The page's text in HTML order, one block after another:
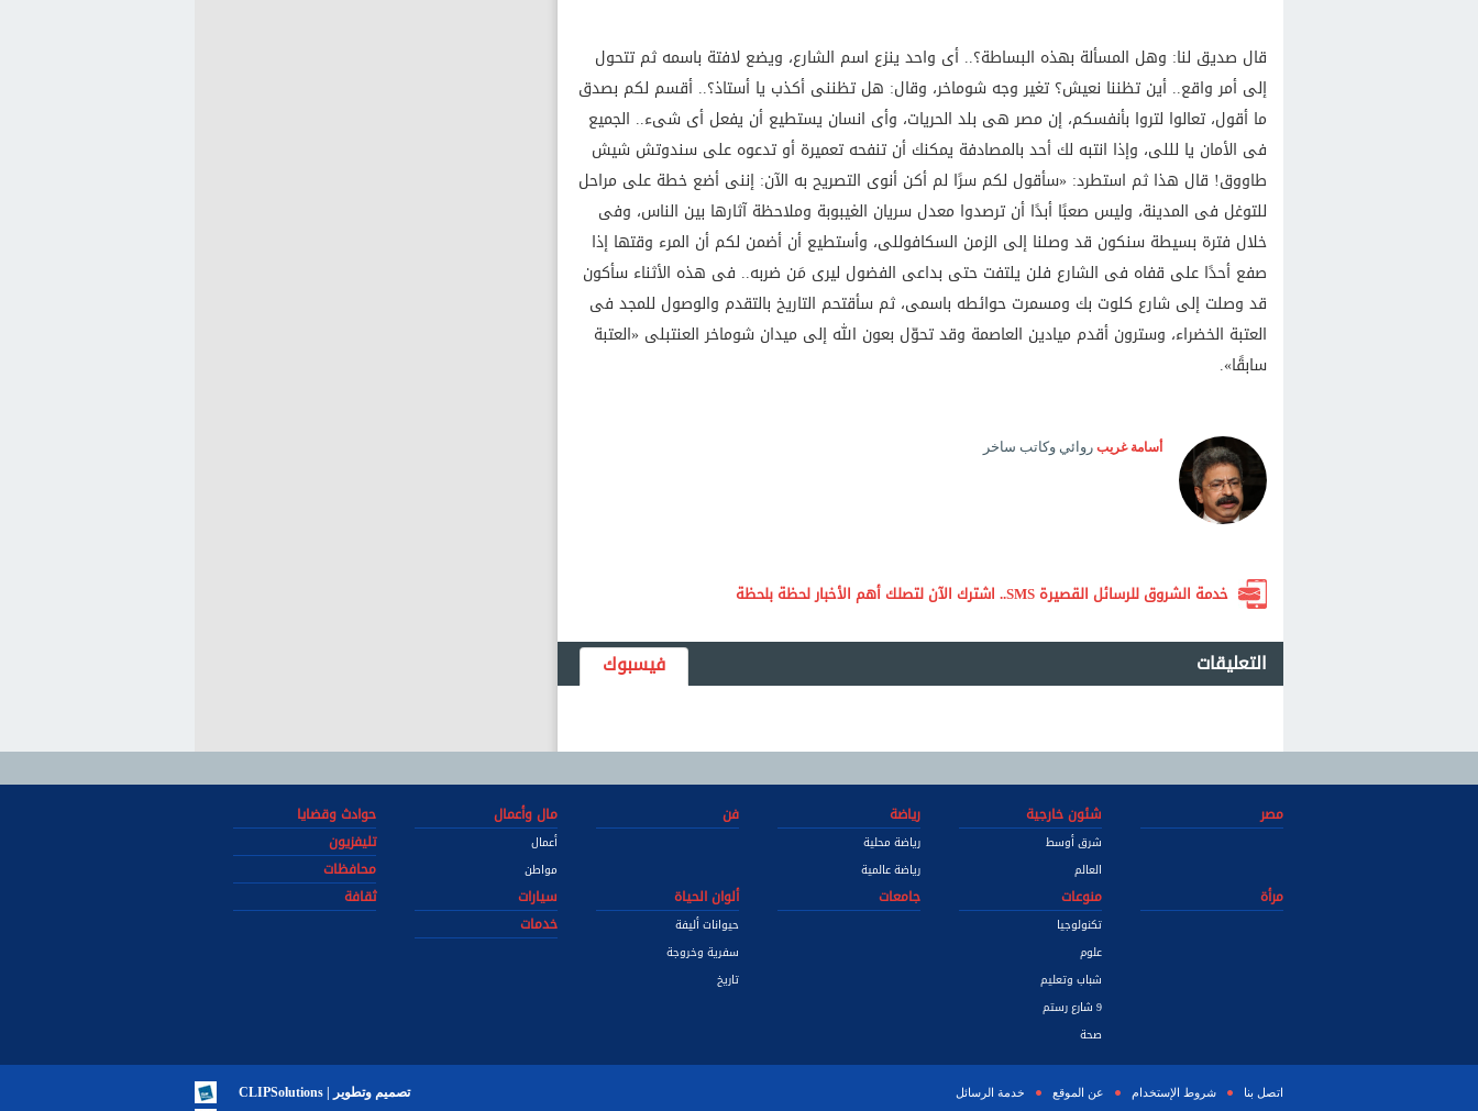
قال صديق لنا: وهل المسألة بهذه البساطة؟.. أى واحد ينزع اسم الشارع، ويضع لافتة باسمه ثم تتحول
إلى أمر واقع.. أين تظننا نعيش؟ تغير وجه شوماخر، وقال: هل تظننى أكذب يا أستاذ؟.. أقسم لكم بصدق
ما أقول، تعالوا لتروا بأنفسكم، إن مصر هى بلد الحريات، وأى انسان يستطيع أن يفعل أى شىء.. الجميع
فى الأمان يا لللى، وإذا انتبه لك أحد بالمصادفة يمكنك أن تنفحه تعميرة أو تدعوه على سندوتش شيش
طاووق! قال هذا ثم استطرد: «سأقول لكم سرًا لم أكن أنوى التصريح به الآن: إننى أضع خطة على مراحل
للتوغل فى المدينة، وليس صعبًا أبدًا أن ترصدوا معدل سريان الغيبوبة وملاحظة آثارها بين الناس، وفى
خلال فترة بسيطة سنكون قد وصلنا إلى الزمن السكافوللى، وأستطيع أن أضمن لكم أن المرء وقتها إذا
صفع أحدًا على قفاه فى الشارع فلن يلتفت حتى بداعى الفضول ليرى مَن ضربه.. فى هذه الأثناء سأكون
قد وصلت إلى شارع كلوت بك ومسمرت حوائطه باسمى، ثم سأقتحم التاريخ بالتقدم والوصول للمجد فى
العتبة الخضراء، وسترون أقدم ميادين العاصمة وقد تحوّل بعون الله إلى ميدان شوماخر العنتبلى «العتبة
سابقًا».
أسامة غريب روائي وكاتب ساخر
خدمة الشروق للرسائل القصيرة SMS.. اشترك الآن لتصلك أهم الأخبار لحظة بلحظة
التعليقات فيسبوك
مصر شئون خارجية
شرق أوسط
العالم
رياضة
رياضة محلية
رياضة عالمية
فن مال وأعمال
أعمال
مواطن
حوادث وقضايا
تليفزيون
محافظات
مرأة
منوعات
تكنولوجيا
علوم
شباب وتعليم
9 شارع رستم
صحة
جامعات ألوان الحياة
حيوانات أليفة
سفرية وخروجة
تاريخ
سيارات
ثقافة
خدمات
اتصل بنا شروط الإستخدام عن الموقع خدمة الرسائل تصميم وتطوير | CLIPSolutions